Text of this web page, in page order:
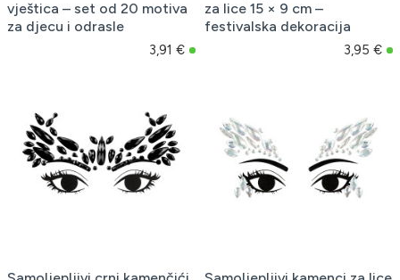
vještica – set od 20 motiva
za djecu i odrasle
3,91 €
za lice 15 × 9 cm –
festivalska dekoracija
3,95 €